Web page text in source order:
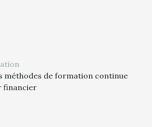
méthodes de formation continue
financier